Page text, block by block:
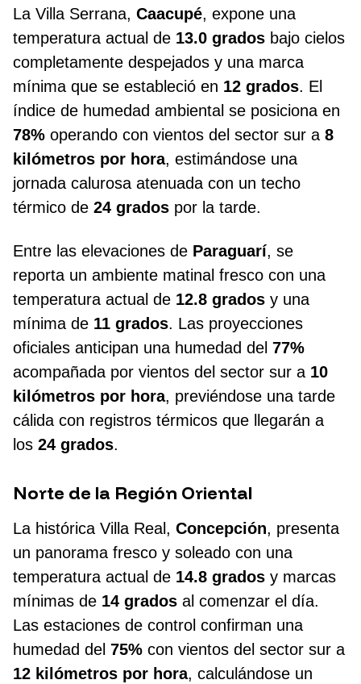
La Villa Serrana, Caacupé, expone una
temperatura actual de 13.0 grados bajo cielos
completamente despejados y una marca
mínima que se estableció en 12 grados. El
índice de humedad ambiental se posiciona en
78% operando con vientos del sector sur a 8
kilómetros por hora, estimándose una
jornada calurosa atenuada con un techo
térmico de 24 grados por la tarde.
Entre las elevaciones de Paraguarí, se
reporta un ambiente matinal fresco con una
temperatura actual de 12.8 grados y una
mínima de 11 grados. Las proyecciones
oficiales anticipan una humedad del 77%
acompañada por vientos del sector sur a 10
kilómetros por hora, previéndose una tarde
cálida con registros térmicos que llegarán a
los 24 grados.
Norte de la Región Oriental
La histórica Villa Real, Concepción, presenta
un panorama fresco y soleado con una
temperatura actual de 14.8 grados y marcas
mínimas de 14 grados al comenzar el día.
Las estaciones de control confirman una
humedad del 75% con vientos del sector sur a
12 kilómetros por hora, calculándose un